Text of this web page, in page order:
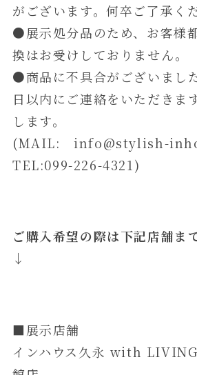
がございます。何卒ご了承く
●展示処分品のため、お客様
換はお受けしておりません。
●商品に不具合がございまし
日以内にご連絡をいただきま
します。
(MAIL: info@stylish-
TEL:099-226-4321)
ご購入希望の際は下記店舗ま
↓
■展示店舗
インハウス久永 with